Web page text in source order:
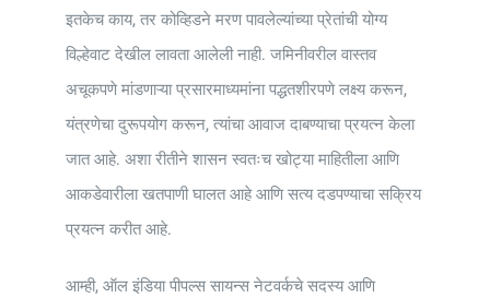
इतकेच काय, तर कोव्हिडने मरण पावलेल्यांच्या प्रेतांची योग्य
विल्हेवाट देखील लावता आलेली नाही. जमिनीवरील वास्तव
अचूकपणे मांडणाऱ्या प्रसारमाध्यमांना पद्धतशीरपणे लक्ष्य करून,
यंत्रणेचा दुरूपयोग करून, त्यांचा आवाज दाबण्याचा प्रयत्न केला
जात आहे. अशा रीतीने शासन स्वतःच खोट्या माहितीला आणि
आकडेवारीला खतपाणी घालत आहे आणि सत्य दडपण्याचा सक्रिय
प्रयत्न करीत आहे.
आम्ही, ऑल इंडिया पीपल्स सायन्स नेटवर्कचे सदस्य आणि